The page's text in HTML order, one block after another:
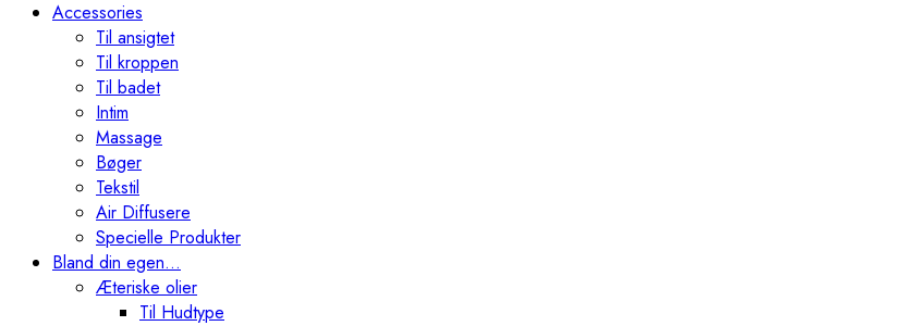
Accessories
Til ansigtet
Til kroppen
Til badet
Intim
Massage
Bøger
Tekstil
Air Diffusere
Specielle Produkter
Bland din egen…
Æteriske olier
Til Hudtype